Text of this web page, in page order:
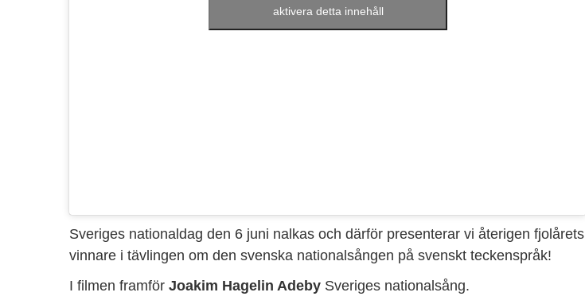
aktivera detta innehåll
Sveriges nationaldag den 6 juni nalkas och därför presenterar vi återigen fjolårets
vinnare i tävlingen om den svenska nationalsången på svenskt teckenspråk!
I filmen framför Joakim Hagelin Adeby Sveriges nationalsång.